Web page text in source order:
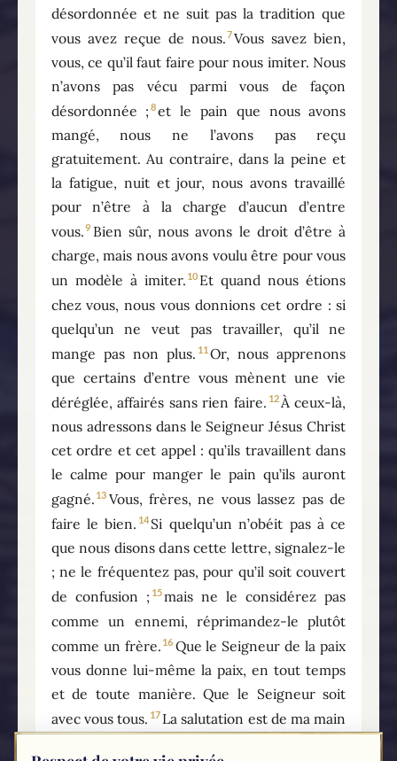
désordonnée et ne suit pas la tradition que
vous avez reçue de nous.7Vous savez bien,
vous, ce qu’il faut faire pour nous imiter. Nous
n’avons pas vécu parmi vous de façon
désordonnée ; 8et le pain que nous avons
mangé, nous ne l’avons pas reçu
gratuitement. Au contraire, dans la peine et
la fatigue, nuit et jour, nous avons travaillé
pour n’être à la charge d’aucun d’entre
vous.9 Bien sûr, nous avons le droit d’être à
charge, mais nous avons voulu être pour vous
un modèle à imiter. 10 Et quand nous étions
chez vous, nous vous donnions cet ordre : si
quelqu’un ne veut pas travailler, qu’il ne
mange pas non plus. 11 Or, nous apprenons
que certains d’entre vous mènent une vie
déréglée, affairés sans rien faire. 12 À ceux-là,
nous adressons dans le Seigneur Jésus Christ
cet ordre et cet appel : qu’ils travaillent dans
le calme pour manger le pain qu’ils auront
gagné. 13 Vous, frères, ne vous lassez pas de
faire le bien. 14 Si quelqu’un n’obéit pas à ce
que nous disons dans cette lettre, signalez-le
; ne le fréquentez pas, pour qu’il soit couvert
de confusion ; 15mais ne le considérez pas
comme un ennemi, réprimandez-le plutôt
comme un frère. 16 Que le Seigneur de la paix
vous donne lui-même la paix, en tout temps
et de toute manière. Que le Seigneur soit
avec vous tous. 17 La salutation est de ma main